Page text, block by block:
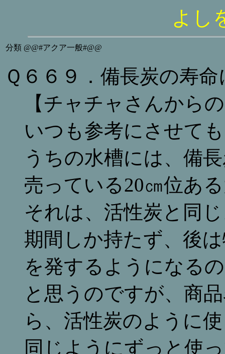
よし
分類 @@#アクア一般#@@
Ｑ６６９．備長炭の寿
【チャチャさんから
いつも参考にさせて
うちの水槽には、備
売っている20㎝位あ
それは、活性炭と同
期間しか持たず、後
を発するようになる
と思うのですが、商
ら、活性炭のように
同じようにずっと使